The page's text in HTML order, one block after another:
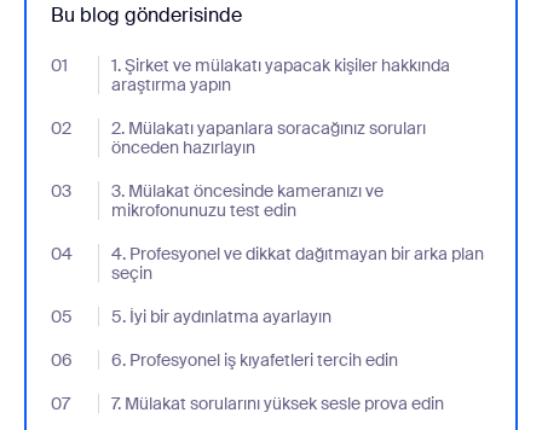
Bu blog gönderisinde
01
1. Şirket ve mülakatı yapacak kişiler hakkında
araştırma yapın
- Jumplink to 1. Şirket ve mülakatı yapacak kişiler hakkında
02
2. Mülakatı yapanlara soracağınız soruları
önceden hazırlayın
- Jumplink to 2. Mülakatı yapanlara soracağınız soruları önceden
03
3. Mülakat öncesinde kameranızı ve
mikrofonunuzu test edin
- Jumplink to 3. Mülakat öncesinde kameranızı ve
04
4. Profesyonel ve dikkat dağıtmayan bir arka plan
seçin
- Jumplink to 4. Profesyonel ve dikkat dağıtmayan bir arka plan
05 5. İyi bir aydınlatma ayarlayın
- Jumplink to 5. İyi bir aydınlatma ayarlayın
06
6. Profesyonel iş kıyafetleri tercih edin
- Jumplink to 6. Profesyonel iş kıyafetleri tercih edin
07
7. Mülakat sorularını yüksek sesle prova edin
- Jumplink to 7. Mülakat sorularını yüksek sesle prova edin